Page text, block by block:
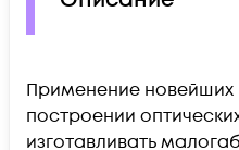
Применение новейших
построении
изготавливать